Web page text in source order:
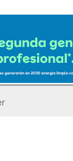
de F1